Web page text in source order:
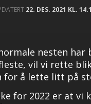
22. DES. 2021 KL.
nesten
vil vi rette
for å lette litt på
for 2022 er at vi